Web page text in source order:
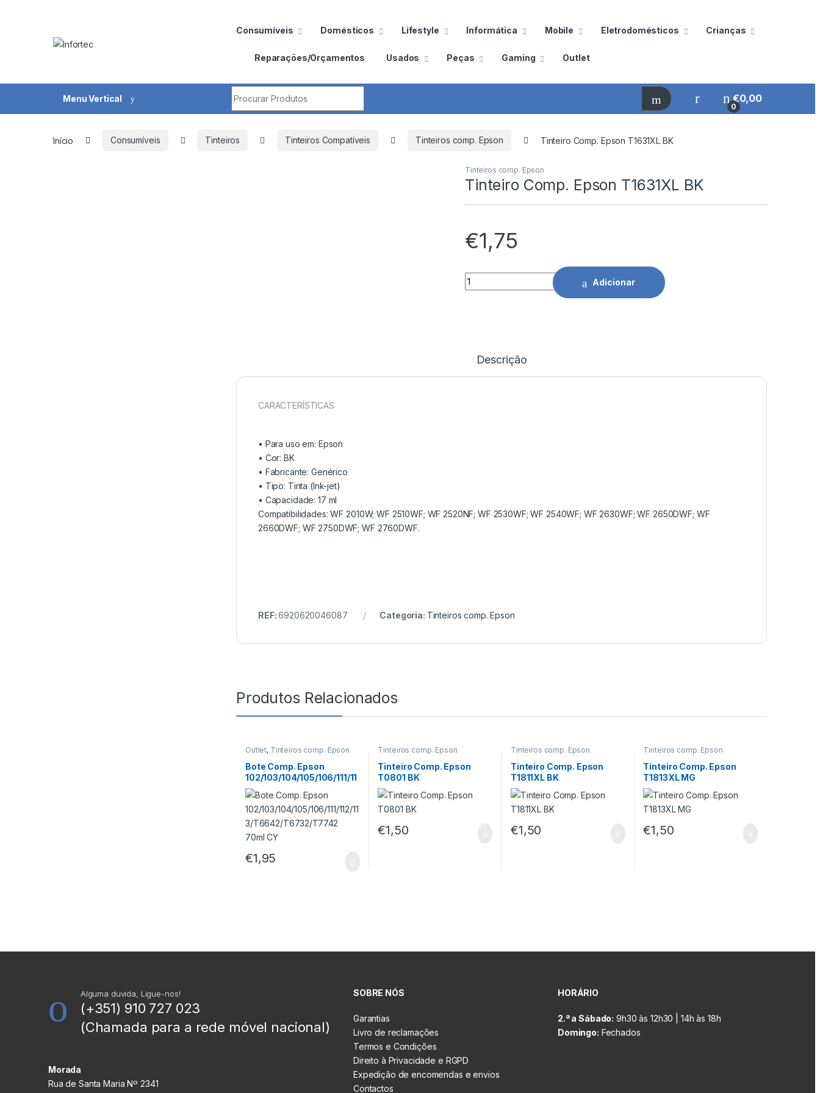
Consumíveis Domésticos Lifestyle Informática Mobile Eletrodomésticos Crianças
Reparações/Orçamentos Usados Peças Gaming Outlet
Menu Vertical
0
€0,00
Início Consumíveis Tinteiros Tinteiros Compatíveis Tinteiros comp. Epson Tinteiro Comp. Epson T1631XL BK
Tinteiros comp. Epson
Tinteiro Comp. Epson T1631XL BK
€1,75
Tinteiro Comp. Epson T1631XL BK quantidade
Adicionar
Descrição
CARACTERÍSTICAS
• Para uso em: Epson
• Cor: BK
• Fabricante:Genérico
• Tipo: Tinta (Ink-jet)
• Capacidade:17 ml
Compatibilidades: WF 2010W; WF 2510WF; WF 2520NF; WF 2530WF; WF 2540WF; WF 2630WF; WF 2650DWF; WF
2660DWF; WF 2750DWF; WF 2760DWF.
REF:6920620046087 Categoria: Tinteiros comp. Epson
Produtos Relacionados
Outlet, Tinteiros comp. Epson
Bote Comp. Epson
102/103/104/105/106/111/11
2/113/T6642/T6732/T774
2 70ml CY
€1,95
Tinteiros comp. Epson
Tinteiro Comp. Epson
T0801 BK
€1,50
Tinteiros comp. Epson
Tinteiro Comp. Epson
T1811XL BK
€1,50
Tinteiros comp. Epson
Tinteiro Comp. Epson
T1813XL MG
€1,50
Alguma duvida, Ligue-nos!
(+351) 910 727 023
(Chamada para a rede móvel nacional)
Morada
Rua de Santa Maria Nº 2341
SOBRE NÓS
Garantias
Livro de reclamações
Termos e Condições
Direito à Privacidade e RGPD
Expedição de encomendas e envios
Contactos
HORÁRIO
2.ª a Sábado: 9h30 às 12h30 | 14h às 18h
Domingo: Fechados